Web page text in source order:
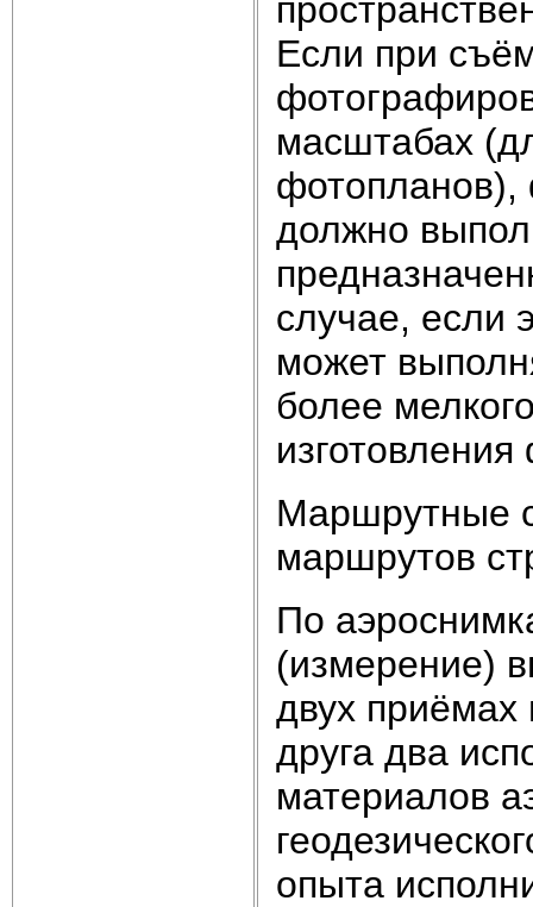
Если при
масштабах
фотопланов),
должно
случае, если
может
более
Маршрутные
маршрутов
По
(измерение)
двух приёмах
друга два
материалов
опыта